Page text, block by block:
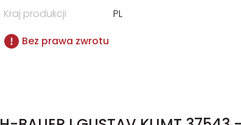
Kraj produkcji
PL
Bez prawa zwrotu